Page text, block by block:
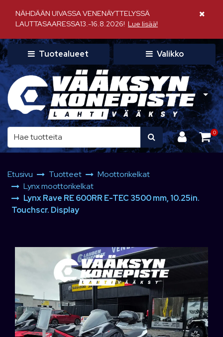
NÄHDÄÄN UIVASSA VENENÄYTTELYSSÄ
LAUTTASAARESSA13.-16.8.2026! Lue lisää!
Sulje
Tuotealueet Valikko
0
Etusivu Tuotteet
Moottorikelkat
Lynx moottorikelkat
Lynx Rave RE 600RR E-TEC 3500 mm, 10.25in.
Touchscr. Display